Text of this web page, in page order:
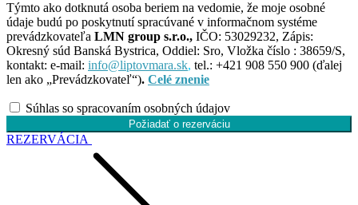
Týmto ako dotknutá osoba beriem na vedomie, že moje osobné
údaje budú po poskytnutí spracúvané v informačnom systéme
prevádzkovateľa LMN group s.r.o., IČO: 53029232, Zápis:
Okresný súd Banská Bystrica, Oddiel: Sro, Vložka číslo : 38659/S,
kontakt: e-mail: info@liptovmara.sk, tel.: +421 908 550 900 (ďalej
len ako „Prevádzkovateľ“). Celé znenie
Súhlas so spracovaním osobných údajov
Požiadať o rezerváciu
REZERVÁCIA